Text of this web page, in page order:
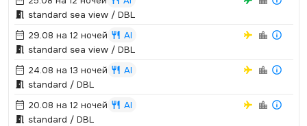
standard sea view / DBL
29.08 на 12 ночей
AI
standard sea view / DBL
24.08 на 13 ночей
AI
standard / DBL
20.08 на 12 ночей
AI
standard / DBL